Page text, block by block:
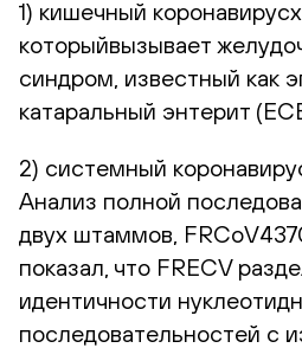
1) кишечный
которыйвызывает
синдром, известный как
катаральный энтерит
2) системный
Анализ полной
двух штаммов,
показал, что FRECV
идентичности
последовательностей с